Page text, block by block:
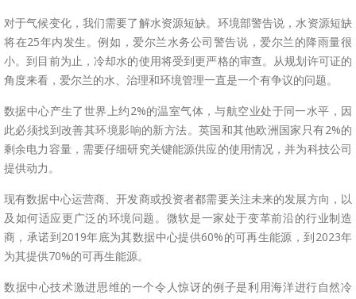
对于气候变化，我们需要了解水资源短缺。环境部警告说，水资源短缺
将在25年内发生。例如，爱尔兰水务公司警告说，爱尔兰的降雨量很
小。到目前为止，冷却水的使用将受到更严格的审查。从规划许可证的
角度来看，爱尔兰的水、治理和环境管理一直是一个有争议的问题。
数据中心产生了世界上约2%的温室气体，与航空业处于同一水平，因
此必须找到改善其环境影响的新方法。英国和其他欧洲国家只有2%的
剩余电力容量，需要仔细研究关键能源供应的使用情况，并为科技公司
提供动力。
现有数据中心运营商、开发商或投资者都需要关注未来的发展方向，以
及如何适应更广泛的环境问题。微软是一家处于变革前沿的行业制造
商，承诺到2019年底为其数据中心提供60%的可再生能源，到2023年
为其提供70%的可再生能源。
数据中心技术激进思维的一个令人惊讶的例子是利用海洋进行自然冷